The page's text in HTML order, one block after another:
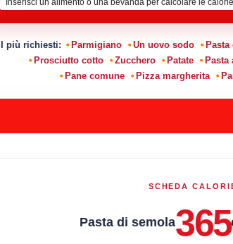
I più richiesti: Parmigiano Un uovo sodo Pasta
Prosciutto cotto
Zucchero Patate Pasta
Pane comune
Pizza margherita
SCHEDA
Pasta di semola365